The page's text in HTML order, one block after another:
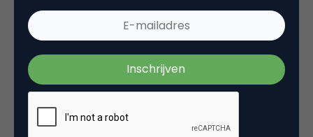
onderzoek van Advertiser Perceptions doet de
helft van alle media inkopers en verkopers al mee
aan RTB ecosystemen. Desalniettemin zijn er nog
een aantal obstakels. Het grootste issue is kwaliteit.
Drie kwart van de marketeers zegt bezorgd te zijn
over de impressies.